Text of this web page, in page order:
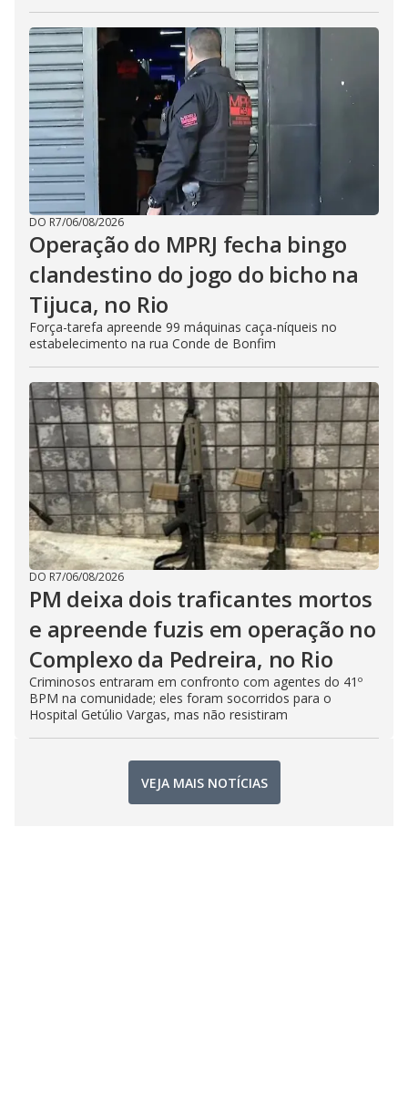
DO R7/06/08/2026
Operação do MPRJ fecha bingo
clandestino do jogo do bicho na
Tijuca, no Rio
Força-tarefa apreende 99 máquinas caça-níqueis no
estabelecimento na rua Conde de Bonfim
DO R7/06/08/2026
PM deixa dois traficantes mortos
e apreende fuzis em operação no
Complexo da Pedreira, no Rio
Criminosos entraram em confronto com agentes do 41º
BPM na comunidade; eles foram socorridos para o
Hospital Getúlio Vargas, mas não resistiram
VEJA MAIS NOTÍCIAS